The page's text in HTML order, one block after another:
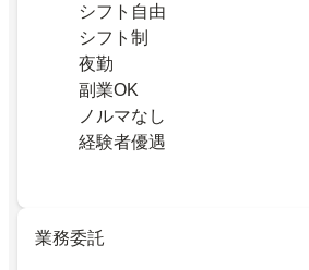
シフト自由
シフト制
夜勤
副業OK
ノルマなし
経験者優遇
業務委託